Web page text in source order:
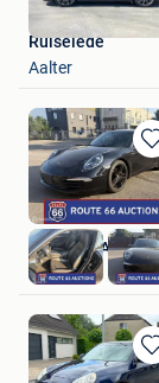
in
Mijn
Ruiselede
Aalter
in
Mijn
Route 66
Waalwijk